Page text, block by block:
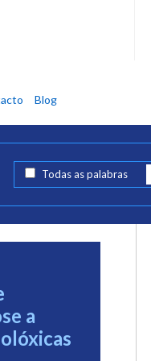
Blog
Todas as palabras
a